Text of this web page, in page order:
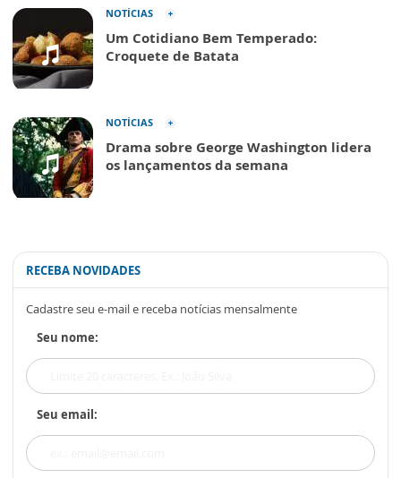
NOTÍCIAS
Um Cotidiano Bem Temperado:
Croquete de Batata
NOTÍCIAS
Drama sobre George Washington lidera
os lançamentos da semana
RECEBA NOVIDADES
Cadastre seu e-mail e receba notícias mensalmente
Seu nome:
Seu email: